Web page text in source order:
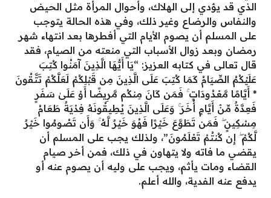
الذي قد يؤدي إلى الهلاك، وأحوال المرأة مثل الحيض
والنفاس والرضاع وغير ذلك، وفي هذه الحالة يتوجب
على المسلم أن يصوم الأيام التي أفطرها بعد انتهاء شهر
رمضان وبعد زوال الأسباب التي منعته من الصيام، فقد
قال تعالى في كتابه العزيز: “يَا أَيُّهَا الَّذِينَ آمَنُوا كُتِبَ
عَلَيْكُمُ الصِّيَامُ كَمَا كُتِبَ عَلَى الَّذِينَ مِن قَبْلِكُمْ لَعَلَّكُمْ تَتَّقُونَ
* أَيَّامًا مَّعْدُودَاتٍ ۚ فَمَن كَانَ مِنكُم مَّرِيضًا أَوْ عَلَىٰ سَفَرٍ
فَعِدَّةٌ مِّنْ أَيَّامٍ أُخَرَ ۚ وَعَلَى الَّذِينَ يُطِيقُونَهُ فِدْيَةٌ طَعَامُ
مِسْكِينٍ ۖ فَمَن تَطَوَّعَ خَيْرًا فَهُوَ خَيْرٌ لَّهُ ۚ وَأَن تَصُومُوا خَيْرٌ
لَّكُمْ ۖ إِن كُنتُمْ تَعْلَمُونَ”، ولذلك يجب على المسلم أن
يقضي ما فاته ولا يتهاون في ذلك، فمن أخر صيام
القضاء ومات يأثم، ويجب على وليه أن يصوم عنه أو
يدفع عنه الفدية، والله أعلم.